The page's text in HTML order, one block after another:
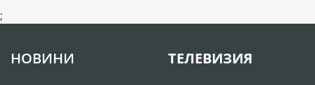
;
НОВИНИ ТЕЛЕВИЗИЯ